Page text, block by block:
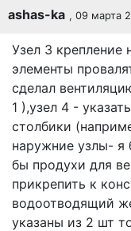
ashas-ka , 09 марта
Узел 3 крепление
элементы
сделал
1 ),узел 4 -
столбики
наружние узлы- я
бы продухи для
прикрепить к
водоотводящий
указаны из 2 шт